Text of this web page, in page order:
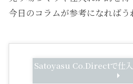
今日のコラムが参考になればう
Satoyasu Co.Directで仕入